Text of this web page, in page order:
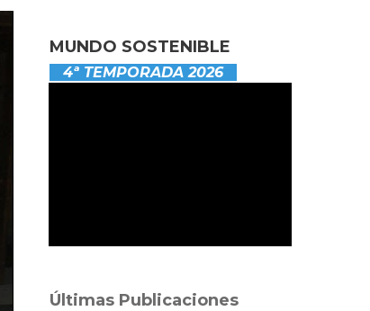
MUNDO SOSTENIBLE
4ª TEMPORADA 2026
Últimas Publicaciones